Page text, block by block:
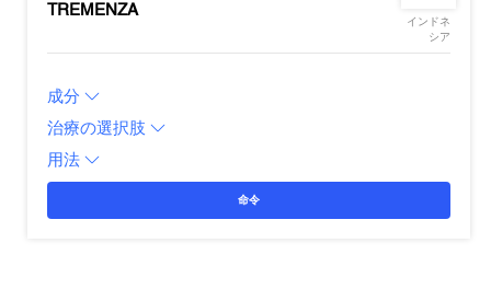
TREMENZA
インドネ
シア
成分
治療の選択肢
用法
命令